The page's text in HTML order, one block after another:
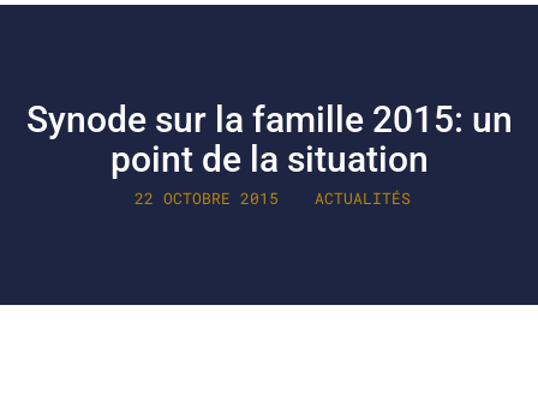
Synode sur la famille 2015: un
point de la situation
22 OCTOBRE 2015 ACTUALITÉS